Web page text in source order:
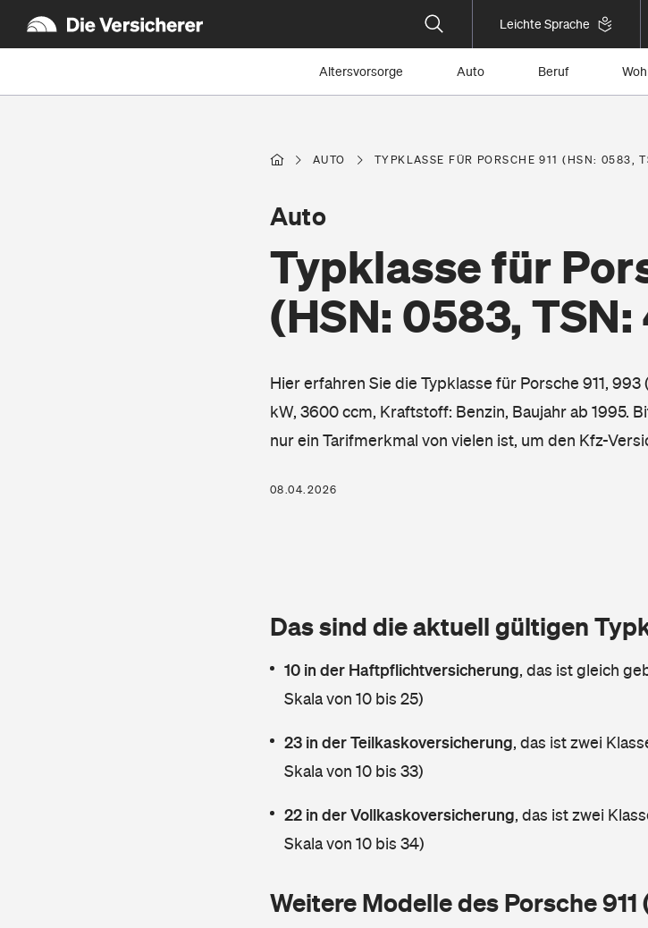
Leichte Sprache
Altersvorsorge Auto Beruf
AUTO TYPKLASSE FÜR PORSCHE 911 (HSN: 0583,
Typklasse für
(HSN: 0583, TSN:
Auto
Hier erfahren Sie die Typklasse für Porsche 911, 993
kW, 3600 ccm, Kraftstoff: Benzin, Baujahr ab 1995.
nur ein Tarifmerkmal von vielen ist, um den Kfz-
08.04.2026
Das sind die aktuell gültigen
10 in der Haftpflichtversicherung, das ist gleich
Skala von 10 bis 25)
23 in der Teilkaskoversicherung, das ist zwei
Skala von 10 bis 33)
22 in der Vollkaskoversicherung, das ist zwei
Skala von 10 bis 34)
Weitere Modelle des Porsche